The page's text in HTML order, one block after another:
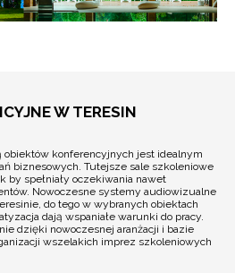
W TERESIN
obiektów konferencyjnych jest idealnym
biznesowych. Tutejsze sale szkoleniowe
by spełniały oczekiwania nawet
Nowoczesne systemy audiowizualne
do tego w wybranych obiektach
dają wspaniałe warunki do pracy.
dzięki nowoczesnej aranżacji i bazie
wszelakich imprez szkoleniowych